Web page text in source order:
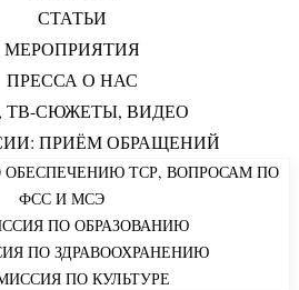
СТАТЬИ
МЕРОПРИЯТИЯ
ПРЕССА О НАС
ТВ-СЮЖЕТЫ, ВИДЕО
ПРИЁМ ОБРАЩЕНИЙ
ТСР, ВОПРОСАМ ПО
ФСС И МСЭ
ПО ОБРАЗОВАНИЮ
ПО ЗДРАВООХРАНЕНИЮ
ПО КУЛЬТУРЕ